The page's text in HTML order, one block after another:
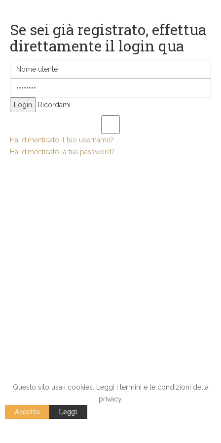
Se sei già registrato, effettua
direttamente il login qua
Ricordami
Hai dimenticato il tuo username?
Hai dimenticato la tua password?
Questo sito usa i cookies. Leggi i termini e le condizioni della
privacy.
Accetto Leggi